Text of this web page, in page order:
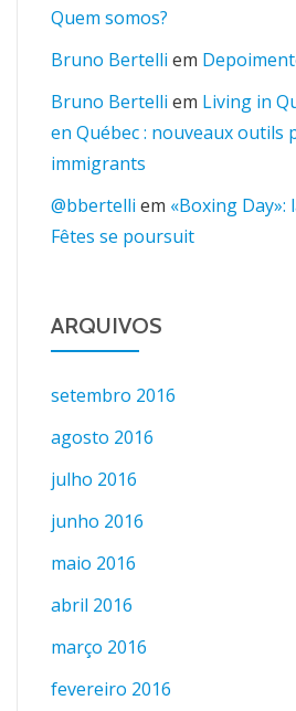
Quem somos?
Bruno Bertelli em
Bruno Bertelli em Living in
en Québec : nouveaux outils
immigrants
@bbertelli em «Boxing Day»:
Fêtes se poursuit
ARQUIVOS
setembro 2016
agosto 2016
julho 2016
junho 2016
maio 2016
abril 2016
março 2016
fevereiro 2016